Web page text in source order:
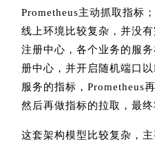
Prometheus主动抓取指标
线上环境比较复杂，并没
注册中心，各个业务的服
册中心，并开启随机端口
服务的指标，Prometheus
然后再做指标的拉取，最
这套架构模型比较复杂，主